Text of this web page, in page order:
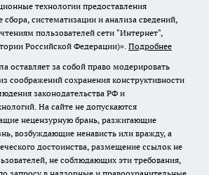
технологии предоставления
систематизации и анализа сведений,
пользователей сети "Интернет",
Российской Федерации)». Подробнее
оставляет за собой право модерировать
соображений сохранения конструктивности
законодательства РФ и
На сайте не допускаются
нецензурную брань, разжигающие
возбуждающие ненависть или вражду, а
достоинства, размещение ссылок не
не соблюдающих эти требования,